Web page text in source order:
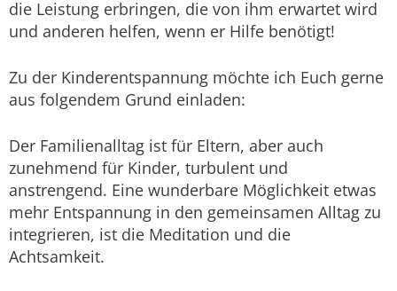
die Leistung erbringen, die von ihm erwartet wird
und anderen helfen, wenn er Hilfe benötigt!
Zu der Kinderentspannung möchte ich Euch gerne
aus folgendem Grund einladen:
Der Familienalltag ist für Eltern, aber auch
zunehmend für Kinder, turbulent und
anstrengend. Eine wunderbare Möglichkeit etwas
mehr Entspannung in den gemeinsamen Alltag zu
integrieren, ist die Meditation und die
Achtsamkeit.